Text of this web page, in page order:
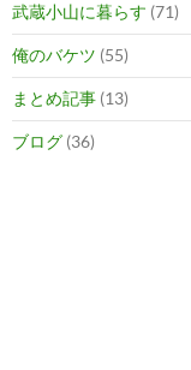
武蔵小山に暮らす (71)
俺のバケツ (55)
まとめ記事 (13)
ブログ (36)